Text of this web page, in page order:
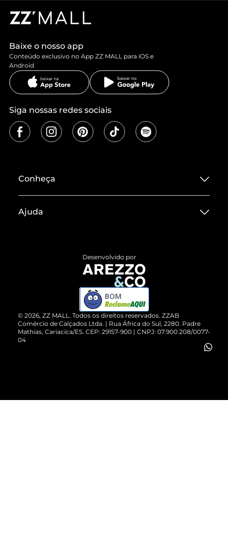
Baixe o nosso app
Conteúdo exclusivo no App ZZ MALL para iOS e
Android
Siga nossas redes sociais
Conheça
Termos de Uso
ZZ MALL é confiável
Cartão Presente
Vendas Corporativas
Ajuda
Devolução do Produto
Compre pelo WhatsApp
© 2026, ZZ MALL. Todos os direitos reservados. ZZAB
Comércio de Calçados Ltda. | Rua África do Sul, 2280. Padre
Mathias, Cariacica/ES. CEP: 29157-900 | CNPJ: 07.900.208/0077-
04
Desenvolvido por
BOM